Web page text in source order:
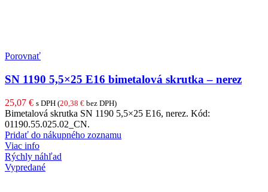
Porovnať
SN 1190 5,5×25 E16 bimetalová skrutka – nerez
25,07 € s DPH (20,38 € bez DPH)
Bimetalová skrutka SN 1190 5,5×25 E16, nerez. Kód:
01190.55.025.02_CN.
Pridať do nákupného zoznamu
Viac info
Rýchly náhľad
Vypredané